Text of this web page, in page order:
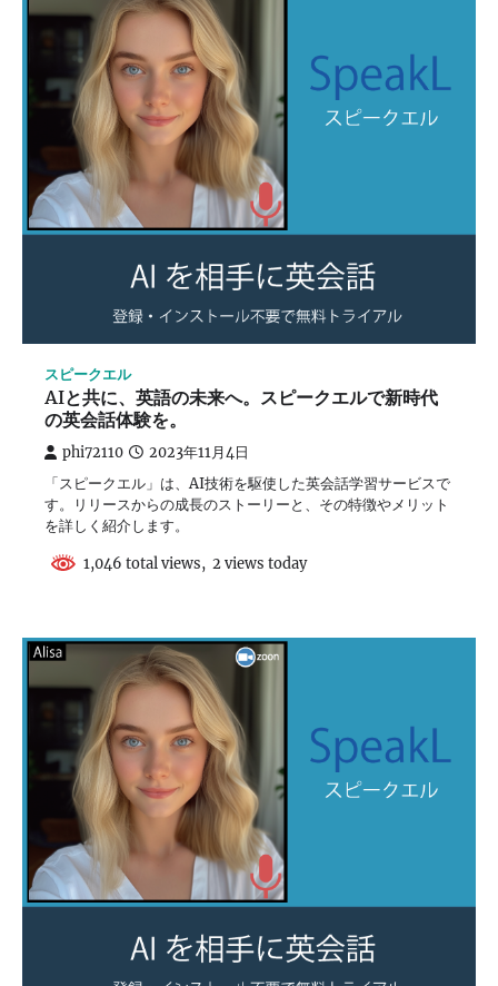
スピークエル
AIと共に、英語の未来へ。スピークエルで新時代
の英会話体験を。
phi72110 2023年11月4日
「スピークエル」は、AI技術を駆使した英会話学習サービスで
す。リリースからの成長のストーリーと、その特徴やメリット
を詳しく紹介します。
1,046 total views, 2 views today